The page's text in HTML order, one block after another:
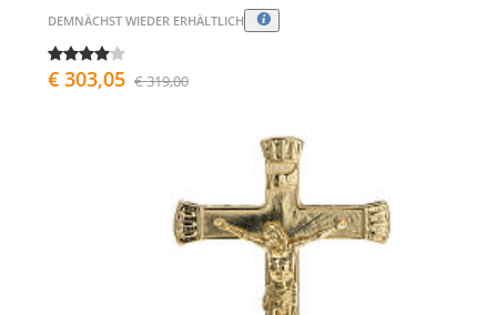
DEMNÄCHST WIEDER ERHÄLTLICH
€ 303,05 € 319,00